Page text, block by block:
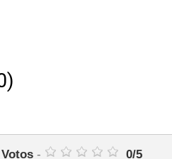
Votos - 0/5